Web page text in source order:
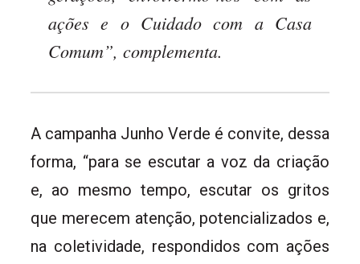
ações e o Cuidado com a Casa
Comum”, complementa.
A campanha Junho Verde é convite, dessa
forma, “para se escutar a voz da criação
e, ao mesmo tempo, escutar os gritos
que merecem atenção, potencializados e,
na coletividade, respondidos com ações